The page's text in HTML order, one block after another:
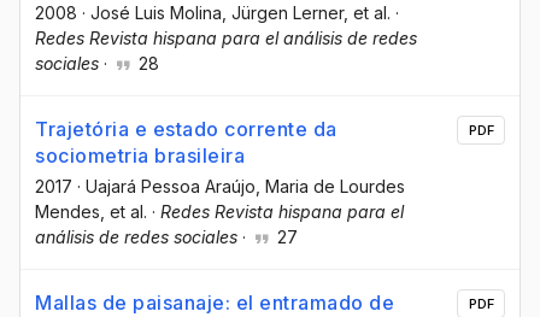
2008 · José Luis Molina , Jürgen Lerner, et al. ·
Redes Revista hispana para el análisis de redes
sociales · 28
Trajetória e estado corrente da
sociometria brasileira
2017 · Uajará Pessoa Araújo , Maria de Lourdes
Mendes , et al. · Redes Revista hispana para el
análisis de redes sociales · 27
PDF
Mallas de paisanaje: el entramado de PDF